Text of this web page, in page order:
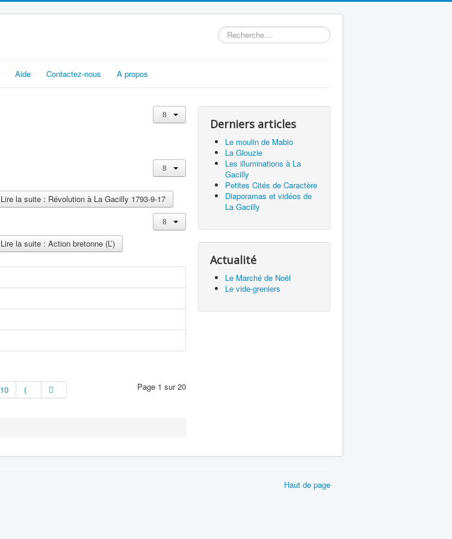
Rechercher
Aide Contactez-nous A propos
Lire la suite : Révolution à La Gacilly 1793-9-17
Lire la suite : Action bretonne (L’)
Page 1 sur 20
10
Derniers articles
Le moulin de Mabio
La Glouzie
Les illuminations à La
Gacilly
Petites Cités de Caractère
Diaporamas et vidéos de
La Gacilly
Actualité
Le Marché de Noël
Le vide-greniers
Haut de page